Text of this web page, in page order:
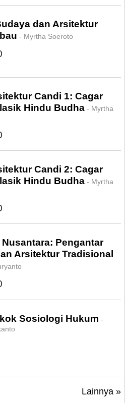
dan Arsitektur
- Myrtha Soeroto
Candi 1: Cagar
Hindu Budha - Myrtha
Candi 2: Cagar
Hindu Budha - Myrtha
Pengantar
Arsitektur Tradisional
Sosiologi Hukum -
Lainnya »